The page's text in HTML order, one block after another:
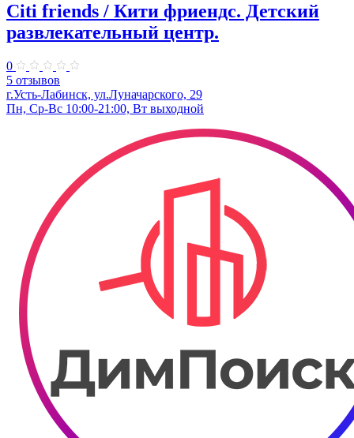
Citi friends / Кити фриендс. Детский
развлекательный центр.
0
5 отзывов
г.Усть-Лабинск, ул.Луначарского, 29
Пн, Ср-Вс 10:00-21:00, Вт выходной